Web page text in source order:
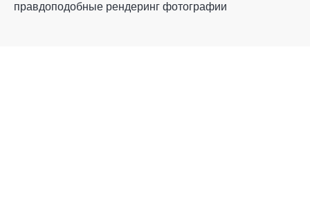
правдоподобные рендеринг фотографии